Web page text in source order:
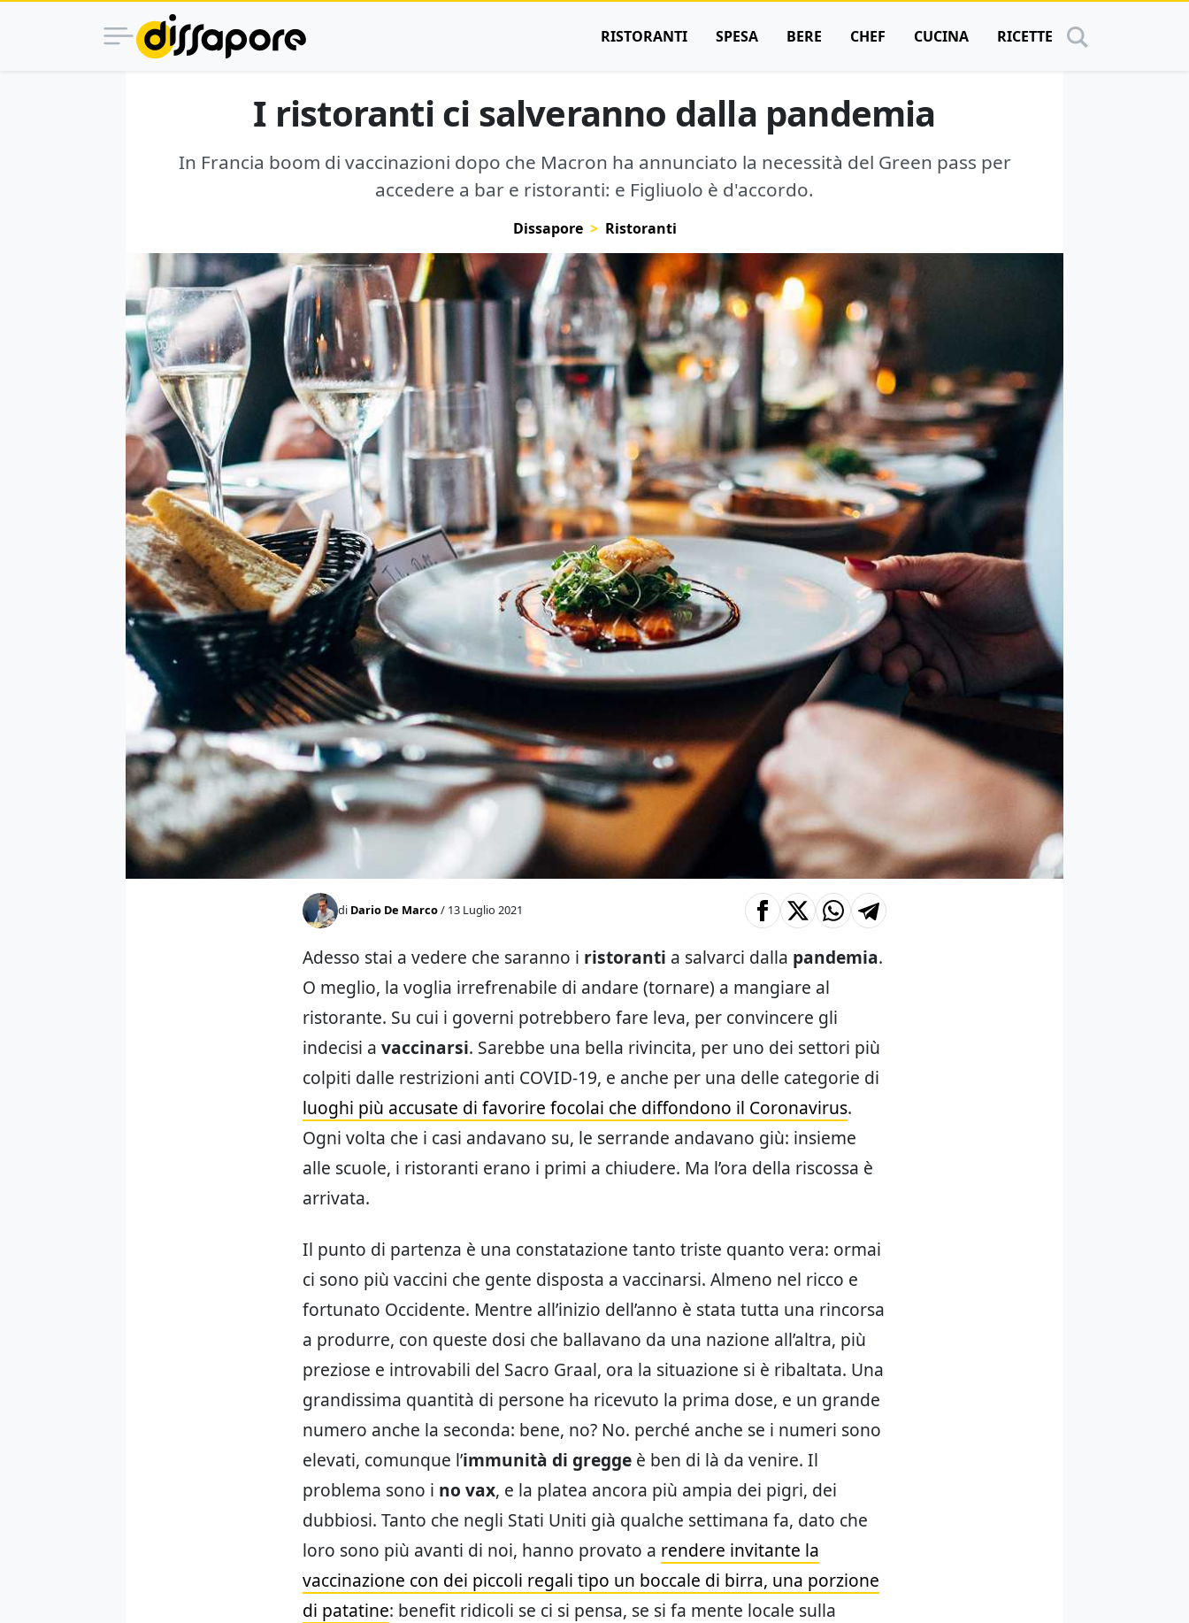
RISTORANTI SPESA BERE CHEF CUCINA RICETTE
I ristoranti ci salveranno dalla pandemia
In Francia boom di vaccinazioni dopo che Macron ha annunciato la necessità del Green pass per
accedere a bar e ristoranti: e Figliuolo è d'accordo.
Dissapore Ristoranti
di Dario De Marco/ 13 Luglio 2021
Adesso stai a vedere che saranno i ristoranti a salvarci dalla pandemia.
O meglio, la voglia irrefrenabile di andare (tornare) a mangiare al
ristorante. Su cui i governi potrebbero fare leva, per convincere gli
indecisi a vaccinarsi. Sarebbe una bella rivincita, per uno dei settori più
colpiti dalle restrizioni anti COVID-19, e anche per una delle categorie di
luoghi più accusate di favorire focolai che diffondono il Coronavirus.
Ogni volta che i casi andavano su, le serrande andavano giù: insieme
alle scuole, i ristoranti erano i primi a chiudere. Ma l’ora della riscossa è
arrivata.
Il punto di partenza è una constatazione tanto triste quanto vera: ormai
ci sono più vaccini che gente disposta a vaccinarsi. Almeno nel ricco e
fortunato Occidente. Mentre all’inizio dell’anno è stata tutta una rincorsa
a produrre, con queste dosi che ballavano da una nazione all’altra, più
preziose e introvabili del Sacro Graal, ora la situazione si è ribaltata. Una
grandissima quantità di persone ha ricevuto la prima dose, e un grande
numero anche la seconda: bene, no? No. perché anche se i numeri sono
elevati, comunque l’immunità di gregge è ben di là da venire. Il
problema sono i no vax, e la platea ancora più ampia dei pigri, dei
dubbiosi. Tanto che negli Stati Uniti già qualche settimana fa, dato che
loro sono più avanti di noi, hanno provato a rendere invitante la
vaccinazione con dei piccoli regali tipo un boccale di birra, una porzione
di patatine: benefit ridicoli se ci si pensa, se si fa mente locale sulla